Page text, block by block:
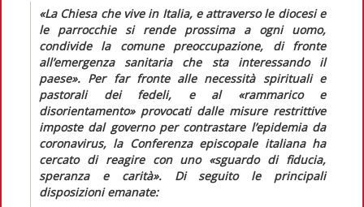
«La Chiesa che vive in Italia, e attraverso le diocesi e
le parrocchie si rende prossima a ogni uomo,
condivide la comune preoccupazione, di fronte
all’emergenza sanitaria che sta interessando il
paese». Per far fronte alle necessità spirituali e
pastorali dei fedeli, e al «rammarico e
disorientamento»provocati dalle misure restrittive
imposte dal governo per contrastare l’epidemia da
coronavirus, la Conferenza episcopale italiana ha
cercato di reagire con uno «sguardo di fiducia,
speranza e carità». Di seguito le principali
disposizioni emanate: